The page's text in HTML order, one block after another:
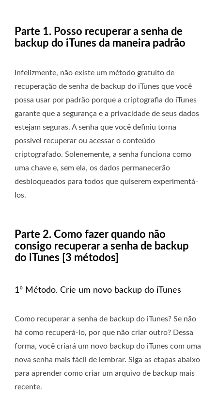
Parte 1. Posso recuperar a senha de
backup do iTunes da maneira padrão
Infelizmente, não existe um método gratuito de
recuperação de senha de backup do iTunes que você
possa usar por padrão porque a criptografia do iTunes
garante que a segurança e a privacidade de seus dados
estejam seguras. A senha que você definiu torna
possível recuperar ou acessar o conteúdo
criptografado. Solenemente, a senha funciona como
uma chave e, sem ela, os dados permanecerão
desbloqueados para todos que quiserem experimentá-
los.
Parte 2. Como fazer quando não
consigo recuperar a senha de backup
do iTunes [3 métodos]
1º Método. Crie um novo backup do iTunes
Como recuperar a senha de backup do iTunes? Se não
há como recuperá-lo, por que não criar outro? Dessa
forma, você criará um novo backup do iTunes com uma
nova senha mais fácil de lembrar. Siga as etapas abaixo
para aprender como criar um arquivo de backup mais
recente.